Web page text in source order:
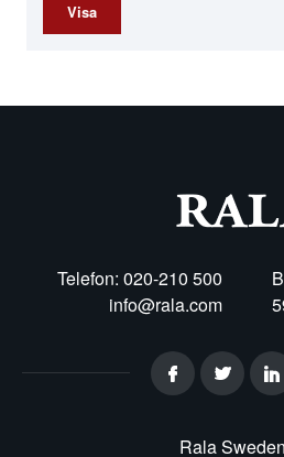
Visa
Telefon: 020-210 500
info@rala.com
Rala